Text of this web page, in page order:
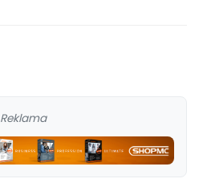
Reklama